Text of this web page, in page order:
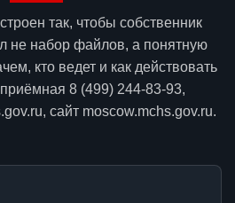
так, чтобы собственник
не набор файлов, а понятную
кто ведет и как действовать
8 (499) 244-83-93,
сайт moscow.mchs.gov.ru.